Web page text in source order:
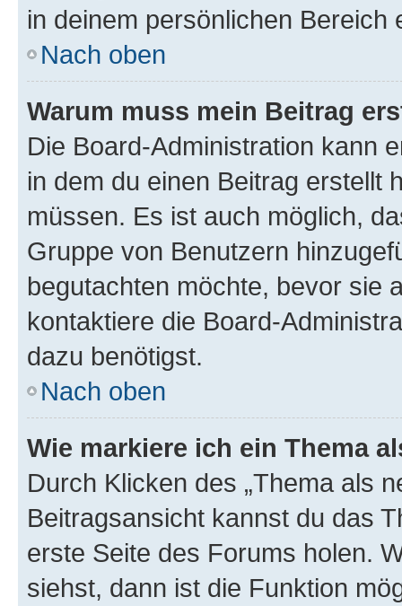
in deinem persönlichen Bereich
Nach oben
Warum muss mein Beitrag
Die Board-Administration kann
in dem du einen Beitrag erstellt
müssen. Es ist auch möglich,
Gruppe von Benutzern
begutachten möchte, bevor sie
kontaktiere die Board-
dazu benötigst.
Nach oben
Wie markiere ich ein Thema
Durch Klicken des „Thema als
Beitragsansicht kannst du das
erste Seite des Forums holen.
siehst, dann ist die Funktion